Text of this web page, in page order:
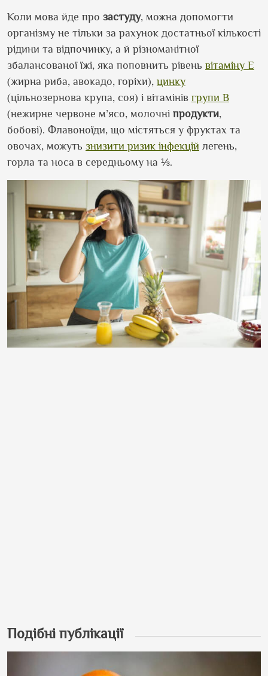
Коли мова йде про застуду, можна допомогти
організму не тільки за рахунок достатньої кількості
рідини та відпочинку, а й різноманітної
збалансованої їжі, яка поповнить рівень вітаміну E
(жирна риба, авокадо, горіхи), цинку
(цільнозернова крупа, соя) і вітамінів групи B
(нежирне червоне м’ясо, молочні продукти,
бобові). Флавоноїди, що містяться у фруктах та
овочах, можуть знизити ризик інфекцій легень,
горла та носа в середньому на ⅓.
Подібні публікації